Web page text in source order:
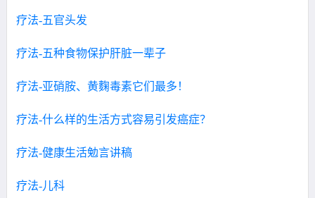
疗法-五官头发
疗法-五种食物保护肝脏一辈子
疗法-亚硝胺、黄麴毒素它们最多！
疗法-什么样的生活方式容易引发癌症？
疗法-健康生活勉言讲稿
疗法-儿科